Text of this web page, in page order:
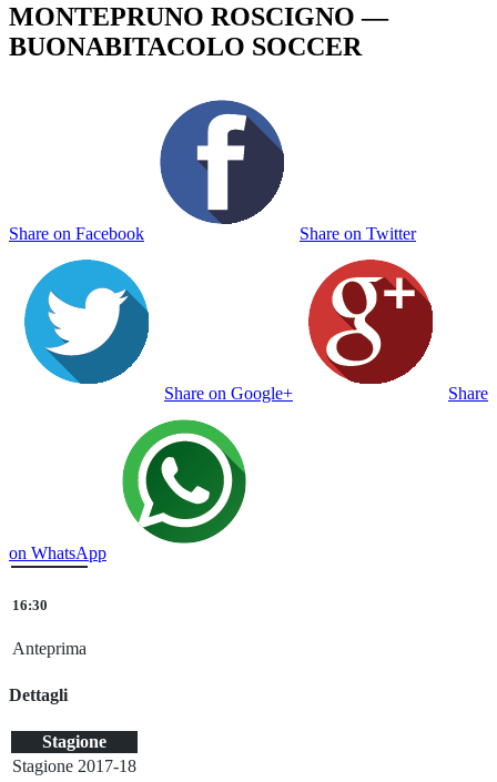
MONTEPRUNO ROSCIGNO —
BUONABITACOLO SOCCER
Share on Facebook Share on Twitter
Share on Google+ Share
on WhatsApp
16:30
Anteprima
Dettagli
Stagione
Stagione 2017-18